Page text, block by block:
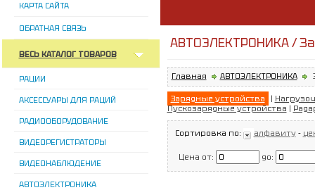
КАРТА САЙТА
ОБРАТНАЯ СВЯЗЬ
ВЕСЬ КАТАЛОГ ТОВАРОВ
РАЦИИ
АКСЕССУАРЫ ДЛЯ РАЦИЙ
РАДИООБОРУДОВАНИЕ
ВИДЕОРЕГИСТРАТОРЫ
ВИДЕОНАБЛЮДЕНИЕ
АВТОЭЛЕКТРОНИКА
АВТОЭЛЕКТРОНИКА /
Главная АВТОЭЛЕКТРОНИКА
Зарядные устройства |
Пускозарядные устройства |
Сортировка по: алфавиту-
Цена от: до: